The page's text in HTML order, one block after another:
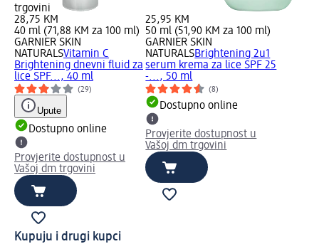
trgovini
28,75 KM
40 ml (71,88 KM za 100 ml)
GARNIER SKIN
NATURALSVitamin C
Brightening dnevni fluid za
lice SPF..., 40 ml
(29)
Upute
Dostupno online
Provjerite dostupnost u
Vašoj dm trgovini
25,95 KM
50 ml (51,90 KM za 100 ml)
GARNIER SKIN
NATURALSBrightening 2u1
serum krema za lice SPF 25
-..., 50 ml
(8)
Dostupno online
Provjerite dostupnost u
Vašoj dm trgovini
Kupuju i drugi kupci